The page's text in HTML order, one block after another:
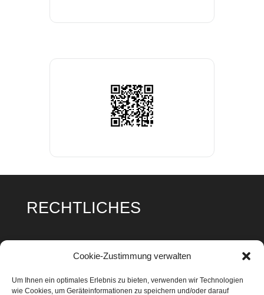
Cookie-Zustimmung verwalten
Um Ihnen ein optimales Erlebnis zu bieten, verwenden wir Technologien
wie Cookies, um Geräteinformationen zu speichern und/oder darauf
RECHTLICHES
Datenschutz